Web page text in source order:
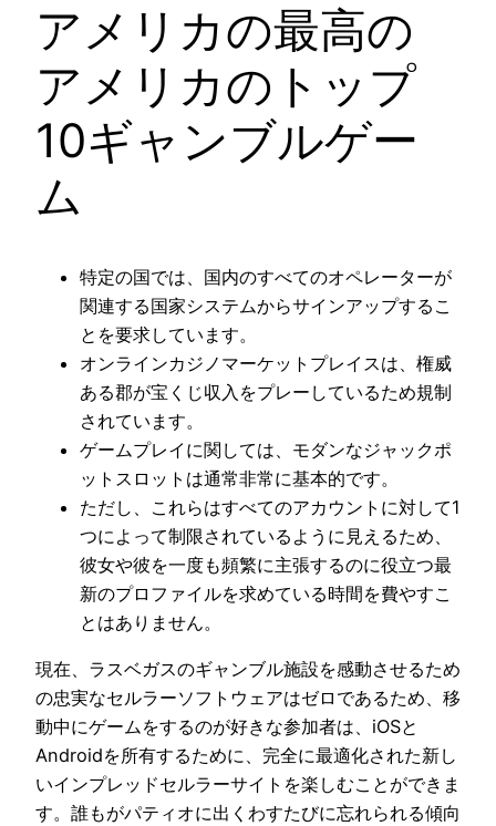
アメリカの最高の
アメリカのトップ
10ギャンブルゲー
ム
特定の国では、国内のすべてのオペレーターが
関連する国家システムからサインアップするこ
とを要求しています。
オンラインカジノマーケットプレイスは、権威
ある郡が宝くじ収入をプレーしているため規制
されています。
ゲームプレイに関しては、モダンなジャックポ
ットスロットは通常非常に基本的です。
ただし、これらはすべてのアカウントに対して1
つによって制限されているように見えるため、
彼女や彼を一度も頻繁に主張するのに役立つ最
新のプロファイルを求めている時間を費やすこ
とはありません。
現在、ラスベガスのギャンブル施設を感動させるため
の忠実なセルラーソフトウェアはゼロであるため、移
動中にゲームをするのが好きな参加者は、iOSと
Androidを所有するために、完全に最適化された新し
いインプレッドセルラーサイトを楽しむことができま
す。誰もがパティオに出くわすたびに忘れられる傾向